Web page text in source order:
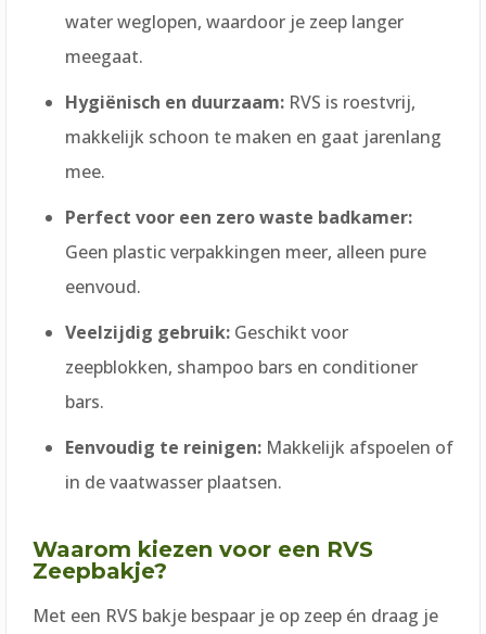
water weglopen, waardoor je zeep langer
meegaat.
Hygiënisch en duurzaam:RVS is roestvrij,
makkelijk schoon te maken en gaat jarenlang
mee.
Perfect voor een zero waste badkamer:
Geen plastic verpakkingen meer, alleen pure
eenvoud.
Veelzijdig gebruik:Geschikt voor
zeepblokken, shampoo bars en conditioner
bars.
Eenvoudig te reinigen:Makkelijk afspoelen of
in de vaatwasser plaatsen.
Waarom kiezen voor een RVS
Zeepbakje?
Met een RVS bakje bespaar je op zeep én draag je